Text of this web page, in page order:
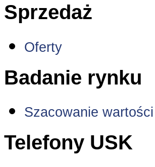
Sprzedaż
Oferty
Badanie rynku
Szacowanie
Telefony USK